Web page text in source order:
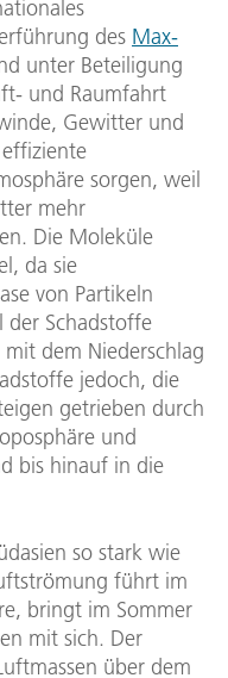
des Max-
unter Beteiligung
und Raumfahrt
Gewitter und
sorgen, weil
mehr
Die Moleküle
da sie
von Partikeln
der Schadstoffe
dem Niederschlag
jedoch, die
getrieben durch
und
bis hinauf in die
so stark wie
führt im
bringt im Sommer
mit sich. Der
über dem